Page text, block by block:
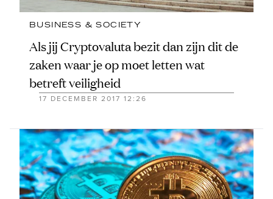
BUSINESS & SOCIETY
Als jij Cryptovaluta bezit dan zijn dit de
zaken waar je op moet letten wat
betreft veiligheid
17 DECEMBER 2017 12:26